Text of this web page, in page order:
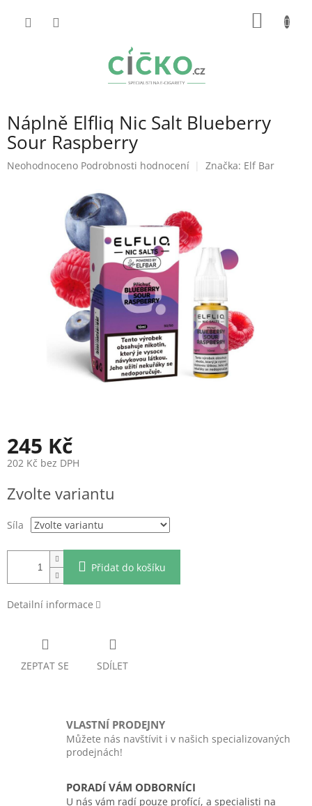
Náplně Elfliq Nic Salt Blueberry
Sour Raspberry
Průměrné
Neohodnoceno Podrobnosti hodnocení Značka: Elf Bar
245 Kč
202 Kč bez DPH
cena:
Zvolte variantu
Síla
Přidat do košíku
Detailní informace
ZEPTAT SE SDÍLET
VLASTNÍ PRODEJNY
Můžete nás navštívit i v našich specializovaných
prodejnách!
PORADÍ VÁM ODBORNÍCI
U nás vám radí pouze profící, a specialisti na